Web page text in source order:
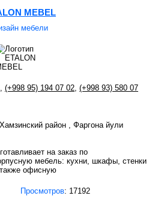
MEBEL
мебели
, (+998 95) 194 07 02, (+998 93) 580 07
район , Фаргона йули
на заказ по
мебель: кухни, шкафы, стенки
офисную
Просмотров: 17192